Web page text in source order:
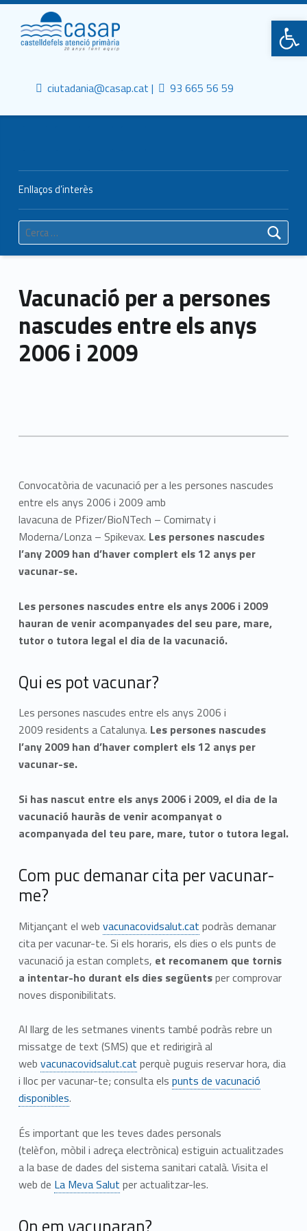
Obre la barra d'eines
ciutadania@casap.cat |
93 665 56 59
Header info sidebar
Enllaços d’interès
Cerca:
Vacunació per a persones
nascudes entre els anys
2006 i 2009
Convocatòria de vacunació per a les persones nascudes
entre els anys 2006 i 2009 amb
lavacuna de Pfizer/BioNTech – Comirnaty i
Moderna/Lonza – Spikevax. Les persones nascudes
l’any 2009 han d’haver complert els 12 anys per
vacunar-se.
Les persones nascudes entre els anys 2006 i 2009
hauran de venir acompanyades del seu pare, mare,
tutor o tutora legal el dia de la vacunació.
Qui es pot vacunar?
Les persones nascudes entre els anys 2006 i
2009 residents a Catalunya. Les persones nascudes
l’any 2009 han d’haver complert els 12 anys per
vacunar-se.
Si has nascut entre els anys 2006 i 2009, el dia de la
vacunació hauràs de venir acompanyat o
acompanyada del teu pare, mare, tutor o tutora legal.
Com puc demanar cita per vacunar-
me?
Mitjançant el web vacunacovidsalut.cat podràs demanar
cita per vacunar-te. Si els horaris, els dies o els punts de
vacunació ja estan complets, et recomanem que tornis
a intentar-ho durant els dies següentsper comprovar
noves disponibilitats.
Al llarg de les setmanes vinents també podràs rebre un
missatge de text (SMS) que et redirigirà al
web vacunacovidsalut.cat perquè puguis reservar hora, dia
i lloc per vacunar-te; consulta els punts de vacunació
disponibles.
És important que les teves dades personals
(telèfon, mòbil i adreça electrònica) estiguin actualitzades
a la base de dades del sistema sanitari català. Visita el
web de La Meva Salut per actualitzar-les.